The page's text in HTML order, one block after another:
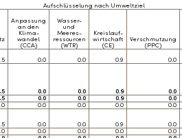
Aufschlüsselung nach Umweltziel
Anpassung
an den
Klima-
wandel
(CCA)
Wasser-
und
Meeres-
ressourcen
(WTR)
Kreislauf-
wirtschaft
(CE)
Verschmutzung
(PPC)
0.0 0.0 0.9 0.0
0.0 0.0 0.9 0.0
0.0 0.0 0.9 0.0
0.0 0.0 0.0 0.0
0.0 0.0 0.9 0.0
0.0 0.0 0.0 0.0